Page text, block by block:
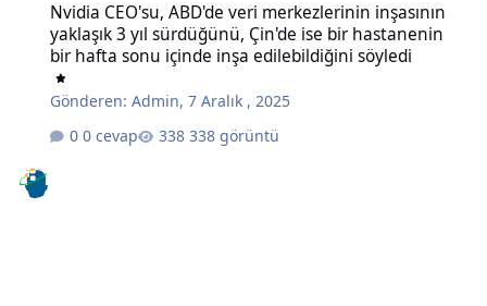
Nvidia CEO'su, ABD'de veri merkezlerinin inşasının
yaklaşık 3 yıl sürdüğünü, Çin'de ise bir hastanenin
bir hafta sonu içinde inşa edilebildiğini söyledi
Gönderen:Admin,7 Aralık , 2025
0 cevap
338 görüntü